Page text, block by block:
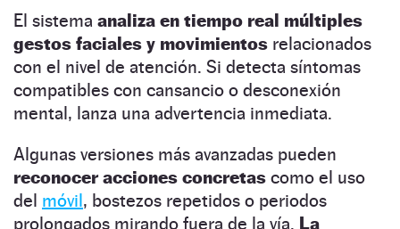
El sistema analiza en tiempo real múltiples
gestos faciales y movimientos relacionados
con el nivel de atención. Si detecta síntomas
compatibles con cansancio o desconexión
mental, lanza una advertencia inmediata.
Algunas versiones más avanzadas pueden
reconocer acciones concretas como el uso
del móvil, bostezos repetidos o periodos
prolongados mirando fuera de la vía. La